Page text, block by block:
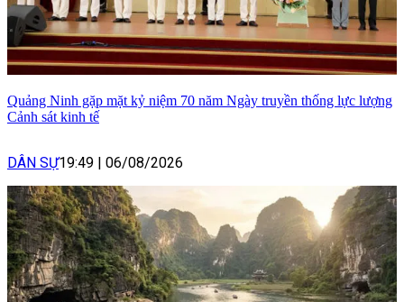
Quảng Ninh gặp mặt kỷ niệm 70 năm Ngày truyền thống lực lượng
Cảnh sát kinh tế
DÂN SỰ19:49 | 06/08/2026